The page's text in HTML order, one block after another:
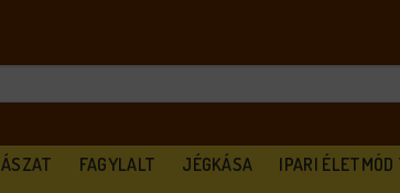
FAGYLALT JÉGKÁSA IPARI ÉLETMÓD